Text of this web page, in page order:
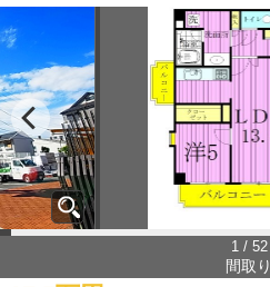
1 / 52
間取り